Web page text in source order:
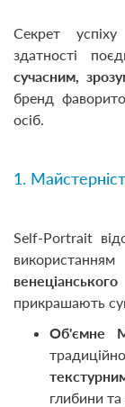
Секрет
здатності
сучасним,
бренд
осіб.
1.
Self-Portrait
прикрашають
Об'ємне
глибини та